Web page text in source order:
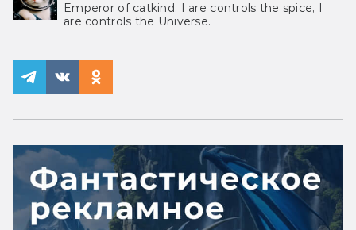
Emperor of catkind. I are controls the spice, I
are controls the Universe.